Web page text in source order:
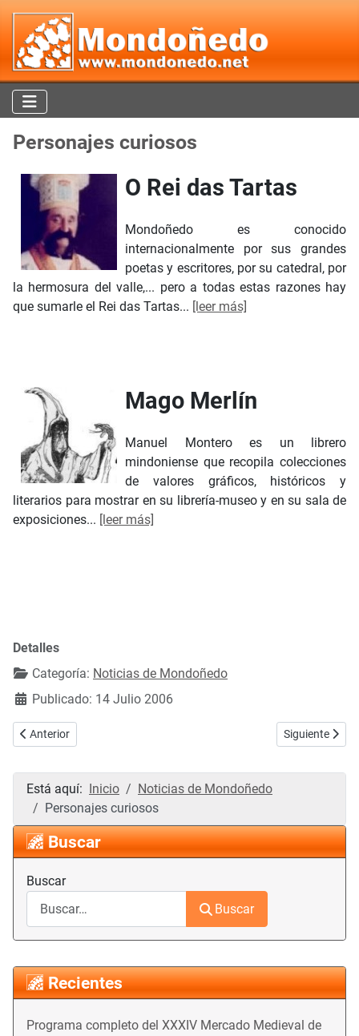
Personajes curiosos
O Rei das Tartas
Mondoñedo es conocido
internacionalmente por sus grandes
poetas y escritores, por su catedral, por
la hermosura del valle,... pero a todas estas razones hay
que sumarle el Rei das Tartas... [leer más]
Mago Merlín
Manuel Montero es un librero
mindoniense que recopila colecciones
de valores gráficos, históricos y
literarios para mostrar en su librería-museo y en su sala de
exposiciones... [leer más]
Detalles
Categoría: Noticias de Mondoñedo
Publicado: 14 Julio 2006
Artículo anterior: Todo sobre El Portal de Mondoñedo
Anterior Artículo
Siguiente
Está aquí: Inicio
Noticias de Mondoñedo
Personajes curiosos
Buscar
Buscar
Buscar
Recientes
Programa completo del XXXIV Mercado Medieval de